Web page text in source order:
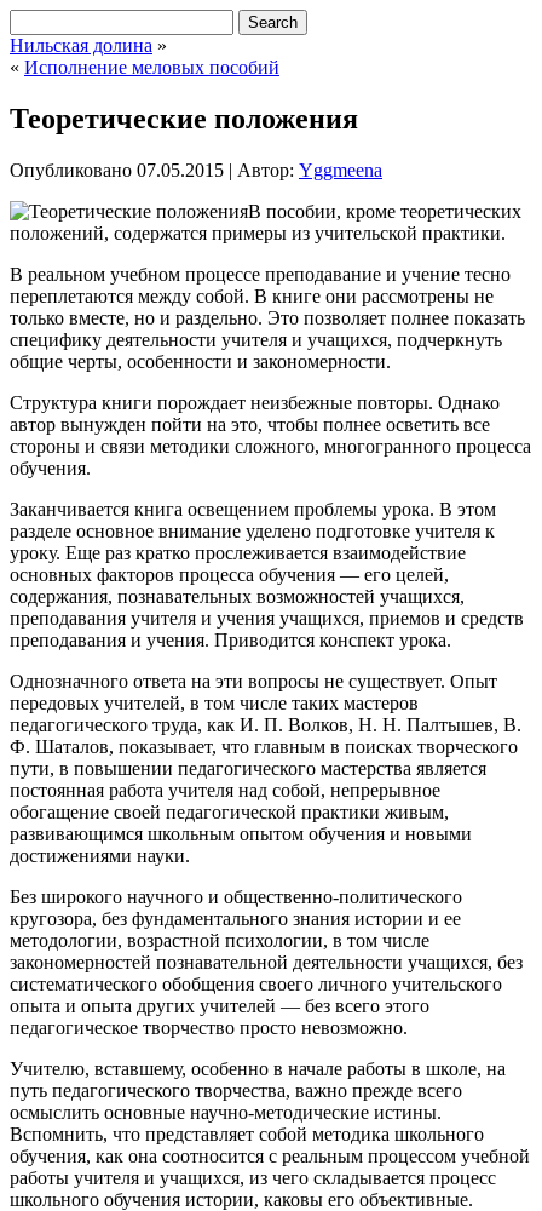
Нильская долина »
« Исполнение меловых пособий
Теоретические положения
Опубликовано 07.05.2015 | Автор: Yggmeena
В пособии, кроме теоретических
положений, содержатся примеры из учительской практики.
В реальном учебном процессе преподавание и учение тесно
переплетаются между собой. В книге они рассмотрены не
только вместе, но и раздельно. Это позволяет полнее показать
специфику деятельности учителя и учащихся, подчеркнуть
общие черты, особенности и закономерности.
Структура книги порождает неизбежные повторы. Однако
автор вынужден пойти на это, чтобы полнее осветить все
стороны и связи методики сложного, многогранного процесса
обучения.
Заканчивается книга освещением проблемы урока. В этом
разделе основное внимание уделено подготовке учителя к
уроку. Еще раз кратко прослеживается взаимодействие
основных факторов процесса обучения — его целей,
содержания, познавательных возможностей учащихся,
преподавания учителя и учения учащихся, приемов и средств
преподавания и учения. Приводится конспект урока.
Однозначного ответа на эти вопросы не существует. Опыт
передовых учителей, в том числе таких мастеров
педагогического труда, как И. П. Волков, Н. Н. Палтышев, В.
Ф. Шаталов, показывает, что главным в поисках творческого
пути, в повышении педагогического мастерства является
постоянная работа учителя над собой, непрерывное
обогащение своей педагогической практики живым,
развивающимся школьным опытом обучения и новыми
достижениями науки.
Без широкого научного и общественно-политического
кругозора, без фундаментального знания истории и ее
методологии, возрастной психологии, в том числе
закономерностей познавательной деятельности учащихся, без
систематического обобщения своего личного учительского
опыта и опыта других учителей — без всего этого
педагогическое творчество просто невозможно.
Учителю, вставшему, особенно в начале работы в школе, на
путь педагогического творчества, важно прежде всего
осмыслить основные научно-методические истины.
Вспомнить, что представляет собой методика школьного
обучения, как она соотносится с реальным процессом учебной
работы учителя и учащихся, из чего складывается процесс
школьного обучения истории, каковы его объективные.